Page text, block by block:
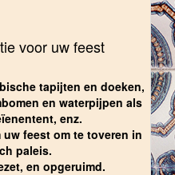
voor uw feest
tapijten en doeken,
en waterpijpen als
enz.
feest om te toveren in
paleis.
en opgeruimd.